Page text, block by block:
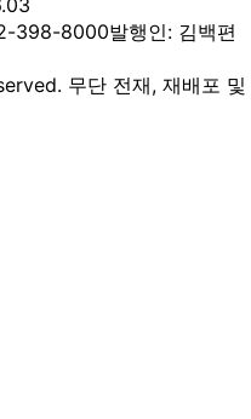
398-8000발행인: 김백편
무단 전재, 재배포 및